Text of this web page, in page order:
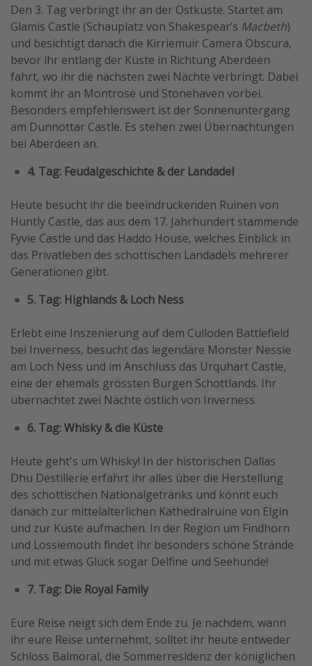
Den 3. Tag verbringt ihr an der Ostküste. Startet am
Glamis Castle (Schauplatz von Shakespear’s Macbeth)
und besichtigt danach die Kirriemuir Camera Obscura,
bevor ihr entlang der Küste in Richtung Aberdeen
fahrt, wo ihr die nächsten zwei Nächte verbringt. Dabei
kommt ihr an Montrose und Stonehaven vorbei.
Besonders empfehlenswert ist der Sonnenuntergang
am Dunnottar Castle. Es stehen zwei Übernachtungen
bei Aberdeen an.
4. Tag: Feudalgeschichte & der Landadel
Heute besucht ihr die beeindruckenden Ruinen von
Huntly Castle, das aus dem 17. Jahrhundert stammende
Fyvie Castle und das Haddo House, welches Einblick in
das Privatleben des schottischen Landadels mehrerer
Generationen gibt.
5. Tag: Highlands & Loch Ness
Erlebt eine Inszenierung auf dem Culloden Battlefield
bei Inverness, besucht das legendäre Monster Nessie
am Loch Ness und im Anschluss das Urquhart Castle,
eine der ehemals grössten Burgen Schottlands. Ihr
übernachtet zwei Nächte östlich von Inverness.
6. Tag: Whisky & die Küste
Heute geht's um Whisky! In der historischen Dallas
Dhu Destillerie erfahrt ihr alles über die Herstellung
des schottischen Nationalgetränks und könnt euch
danach zur mittelalterlichen Kathedralruine von Elgin
und zur Küste aufmachen. In der Region um Findhorn
und Lossiemouth findet ihr besonders schöne Strände
und mit etwas Glück sogar Delfine und Seehunde!
7. Tag: Die Royal Family
Eure Reise neigt sich dem Ende zu. Je nachdem, wann
ihr eure Reise unternehmt, solltet ihr heute entweder
Schloss Balmoral, die Sommerresidenz der königlichen